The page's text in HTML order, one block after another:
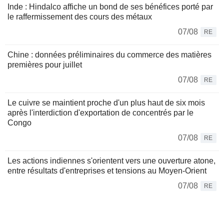
Inde : Hindalco affiche un bond de ses bénéfices porté par
le raffermissement des cours des métaux
07/08
RE
Chine : données préliminaires du commerce des matières
premières pour juillet
07/08
RE
Le cuivre se maintient proche d'un plus haut de six mois
après l'interdiction d'exportation de concentrés par le
Congo
07/08
RE
Les actions indiennes s'orientent vers une ouverture atone,
entre résultats d'entreprises et tensions au Moyen-Orient
07/08
RE